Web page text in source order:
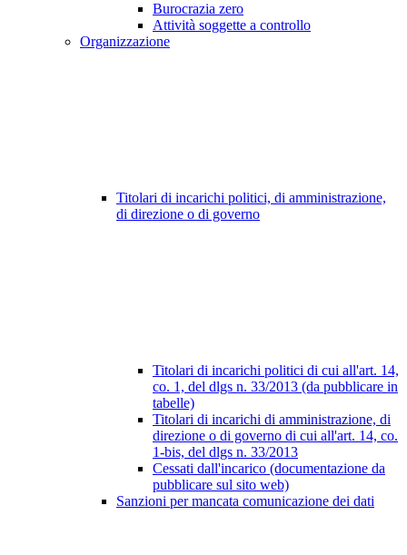
Burocrazia zero
Attività soggette a controllo
Organizzazione
Titolari di incarichi politici, di amministrazione,
di direzione o di governo
Titolari di incarichi politici di cui all'art. 14,
co. 1, del dlgs n. 33/2013 (da pubblicare in
tabelle)
Titolari di incarichi di amministrazione, di
direzione o di governo di cui all'art. 14, co.
1-bis, del dlgs n. 33/2013
Cessati dall'incarico (documentazione da
pubblicare sul sito web)
Sanzioni per mancata comunicazione dei dati